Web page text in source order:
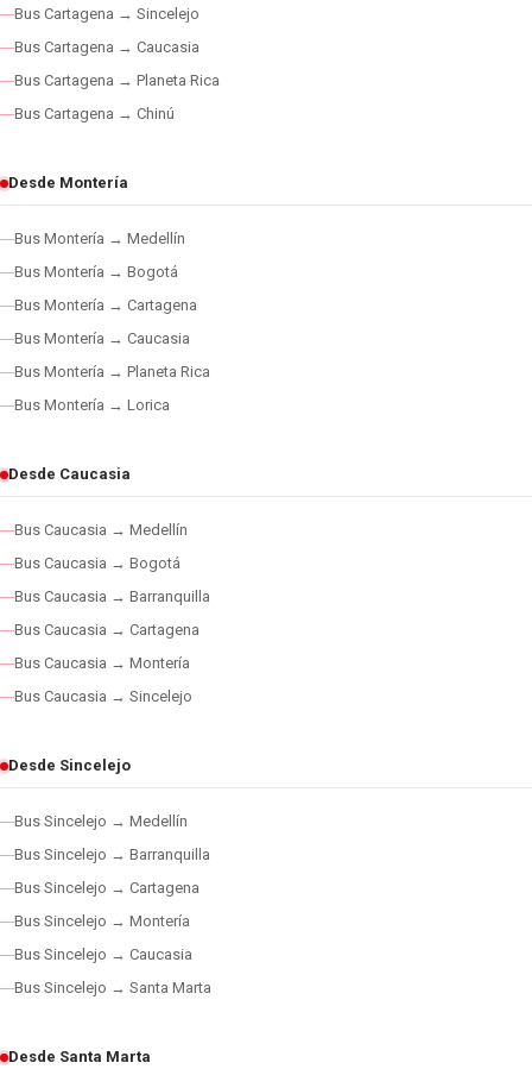
Bus Cartagena → Sincelejo
Bus Cartagena → Caucasia
Bus Cartagena → Planeta Rica
Bus Cartagena → Chinú
Desde Montería
Bus Montería → Medellín
Bus Montería → Bogotá
Bus Montería → Cartagena
Bus Montería → Caucasia
Bus Montería → Planeta Rica
Bus Montería → Lorica
Desde Caucasia
Bus Caucasia → Medellín
Bus Caucasia → Bogotá
Bus Caucasia → Barranquilla
Bus Caucasia → Cartagena
Bus Caucasia → Montería
Bus Caucasia → Sincelejo
Desde Sincelejo
Bus Sincelejo → Medellín
Bus Sincelejo → Barranquilla
Bus Sincelejo → Cartagena
Bus Sincelejo → Montería
Bus Sincelejo → Caucasia
Bus Sincelejo → Santa Marta
Desde Santa Marta